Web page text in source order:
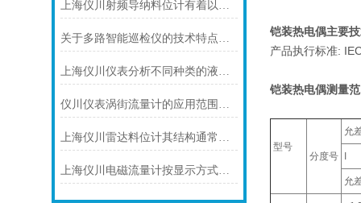
上海仪川射频导纳料位计有着以下几大技术特点
关于多路智能巡检仪的技术特点，你怎么看呢？
上海仪川仪表分析不同种类的液位变送器
仪川仪表涡街流量计的应用范围主要包括以下几个方面
上海仪川雷达料位计其结构通常由以下部分组成
上海仪川电磁流量计按显示方式分类
铠装热电偶主要
产品执行标准:
铠装热电偶测量
型号
分度号
允
允